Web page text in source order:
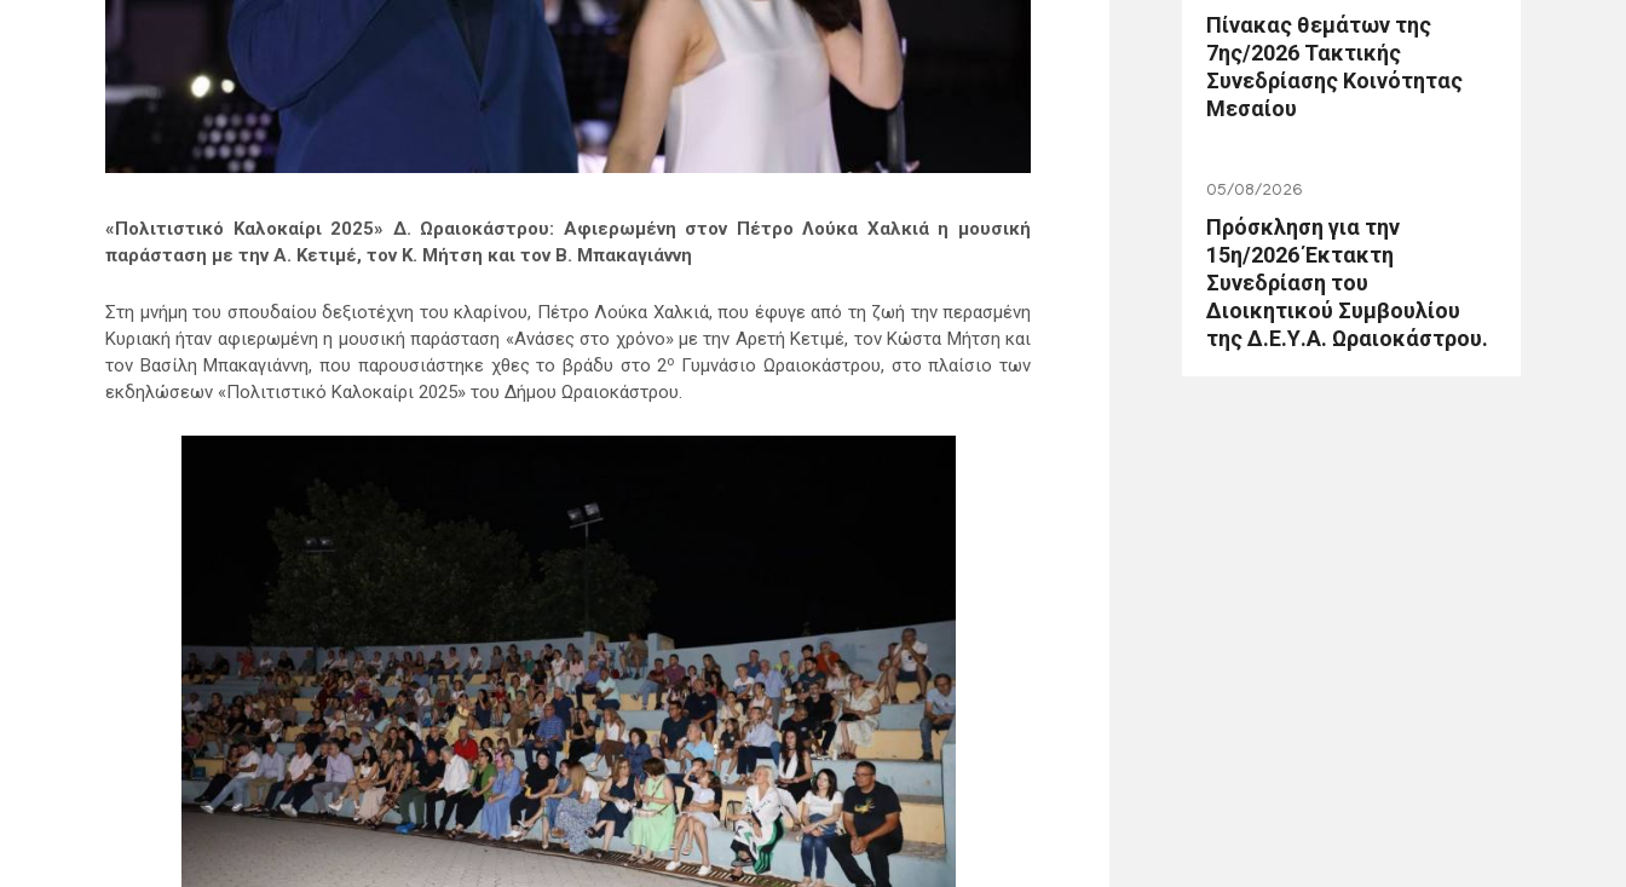
«Πολιτιστικό Καλοκαίρι 2025» Δ. Ωραιοκάστρου: Αφιερωμένη στον Πέτρο Λούκα Χαλκιά η μουσική
παράσταση με την Α. Κετιμέ, τον Κ. Μήτση και τον Β. Μπακαγιάννη
Στη μνήμη του σπουδαίου δεξιοτέχνη του κλαρίνου, Πέτρο Λούκα Χαλκιά, που έφυγε από τη ζωή την περασμένη
Κυριακή ήταν αφιερωμένη η μουσική παράσταση «Ανάσες στο χρόνο» με την Αρετή Κετιμέ, τον Κώστα Μήτση και
τον Βασίλη Μπακαγιάννη, που παρουσιάστηκε χθες το βράδυ στο 2ο
Γυμνάσιο Ωραιοκάστρου, στο πλαίσιο των
εκδηλώσεων «Πολιτιστικό Καλοκαίρι 2025» του Δήμου Ωραιοκάστρου.
Πίνακας θεμάτων της
7ης/2026 Τακτικής
Συνεδρίασης Κοινότητας
Μεσαίου
05/08/2026
Πρόσκληση για την
15η/2026 Έκτακτη
Συνεδρίαση του
Διοικητικού Συμβουλίου
της Δ.Ε.Υ.Α. Ωραιοκάστρου.